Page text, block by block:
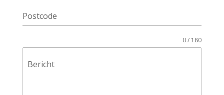
Postcode
Bericht
0 / 180